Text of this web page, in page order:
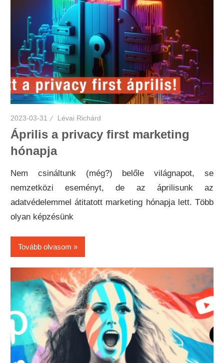
2023-03-31 Lévai Richárd
Április a privacy first marketing
hónapja
Nem csináltunk (még?) belőle világnapot, se
nemzetközi eseményt, de az áprilisunk az
adatvédelemmel átitatott marketing hónapja lett. Több
olyan képzésünk
Tovább olvasom